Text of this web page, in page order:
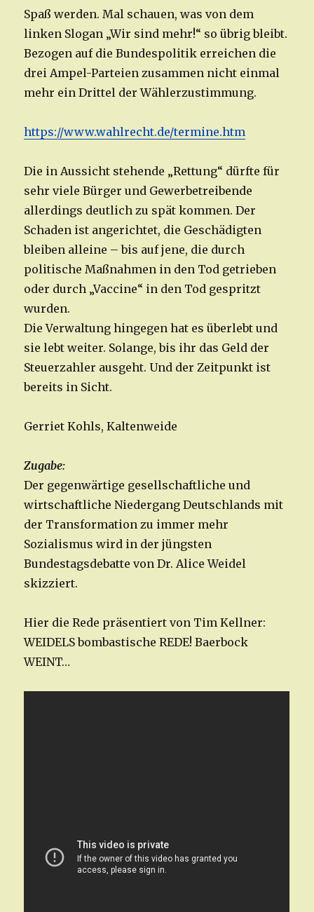
Spaß werden. Mal schauen, was von dem
linken Slogan „Wir sind mehr!“ so übrig bleibt.
Bezogen auf die Bundespolitik erreichen die
drei Ampel-Parteien zusammen nicht einmal
mehr ein Drittel der Wählerzustimmung.
https://www.wahlrecht.de/termine.htm
Die in Aussicht stehende „Rettung“ dürfte für
sehr viele Bürger und Gewerbetreibende
allerdings deutlich zu spät kommen. Der
Schaden ist angerichtet, die Geschädigten
bleiben alleine – bis auf jene, die durch
politische Maßnahmen in den Tod getrieben
oder durch „Vaccine“ in den Tod gespritzt
wurden.
Die Verwaltung hingegen hat es überlebt und
sie lebt weiter. Solange, bis ihr das Geld der
Steuerzahler ausgeht. Und der Zeitpunkt ist
bereits in Sicht.
Gerriet Kohls, Kaltenweide
Zugabe:
Der gegenwärtige gesellschaftliche und
wirtschaftliche Niedergang Deutschlands mit
der Transformation zu immer mehr
Sozialismus wird in der jüngsten
Bundestagsdebatte von Dr. Alice Weidel
skizziert.
Hier die Rede präsentiert von Tim Kellner:
WEIDELS bombastische REDE! Baerbock
WEINT…